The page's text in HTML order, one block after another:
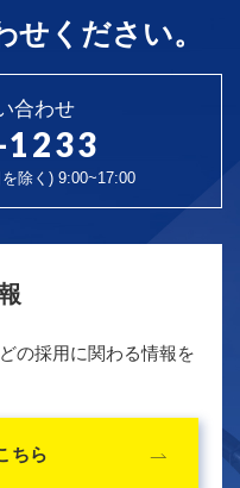
せください。
合わせ
除く) 9:00~17:00
の採用に関わる情報を
ちら